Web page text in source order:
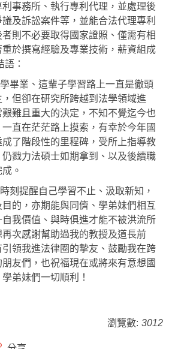
事務所、執行專利代理，並處理後
及訴訟案件等，並能合法代理專利
則不必要取得國家證照、僅需有相
重於撰寫經驗及專業技術，薪資組成
：
業、這輩子學習路上一直是徹頭
但卻在研究所跨越到法學領域進
難且重大的決定，不知不覺迄今也
直在茫茫路上摸索，有幸於今年國
了階段性的里程碑，受所上指導教
戮力法碩士如期拿到、以及後續職
。
提醒自己學習不止、汲取新知，
的，亦期能與同儕、學弟妹們相互
我價值、與時俱進才能不被洪流所
次感謝幫助過我的教授及道長前
領我進法律圈的摯友、鼓勵我在跨
友們，也祝福現在或將來有意想國
弟妹們一切順利！
瀏覽數: 3012